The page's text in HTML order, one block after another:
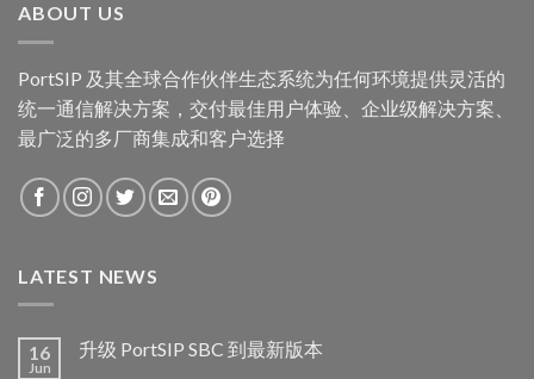
ABOUT US
PortSIP 及其全球合作伙伴生态系统为任何环境提供灵活的
统一通信解决方案，交付最佳用户体验、企业级解决方案、
最广泛的多厂商集成和客户选择
LATEST NEWS
16
Jun
升级 PortSIP SBC 到最新版本